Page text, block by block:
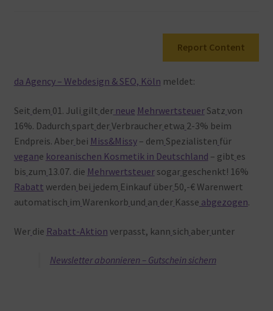
Report Content
da Agency – Webdesign & SEO, Köln meldet:
Seit dem 01. Juli gilt der neue MehrwertsteuerSatz von
16%. Dadurch spart derVerbraucher etwa 2-3% beim
Endpreis. Aber bei Miss&Missy– dem Spezialisten für
vegane koreanischen Kosmetik in Deutschland – gibt es
bis zum 13.07. die Mehrwertsteuersogar geschenkt! 16%
Rabatt werden bei jedem Einkauf über50,-€ Warenwert
automatisch im Warenkorb und an der Kasse abgezogen.
Wer die Rabatt-Aktion verpasst, kann sich aber unter
Newsletter abonnieren – Gutschein sichern